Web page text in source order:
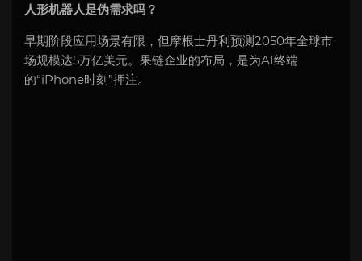
人形机器人是伪需求吗？
早期阶段应用场景有限，但摩根士丹利预测2050年全球市
场规模达5万亿美元。果链企业的布局，是为AI终端
的“iPhone时刻”押注。